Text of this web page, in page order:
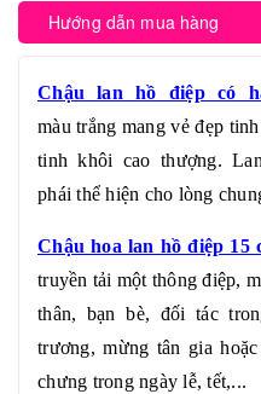
Hướng dẫn mua hàng
Chậu lan hồ điệp có
màu trắng mang vẻ đẹp
tinh khôi cao thượng.
phái thể hiện cho lòng
Chậu hoa lan hồ điệp 15
truyền tải một thông điệp,
thân, bạn bè, đối tác
trương, mừng tân gia
chưng trong ngày lễ, tết,...